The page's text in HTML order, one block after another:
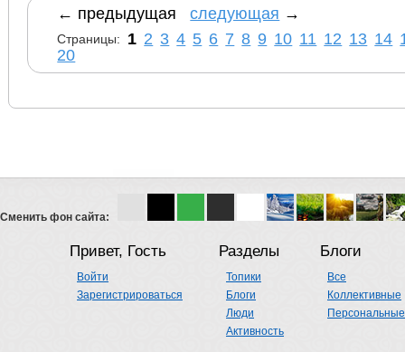
← предыдущаяследующая →
Страницы: 1 2 3 4 5 6 7 8 9 10 11 12 13 14
20
Сменить фон сайта:
Привет, Гость
Войти
Зарегистрироваться
Разделы
Топики
Блоги
Люди
Активность
Блоги
Все
Коллективные
Персональные